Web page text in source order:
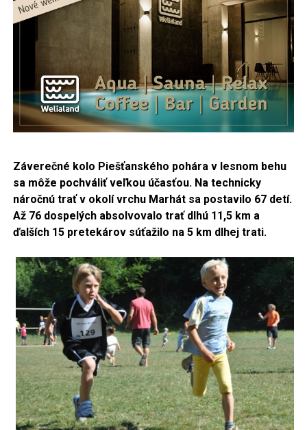
Záverečné kolo Piešťanského pohára v lesnom behu
sa môže pochváliť veľkou účasťou. Na technicky
náročnú traťv okolí vrchu Marhát sa postavilo 67 detí.
Až 76 dospelých absolvovalo trať dlhú 11,5 km a
ďalších 15 pretekárov súťažilo na 5 km dlhej trati.